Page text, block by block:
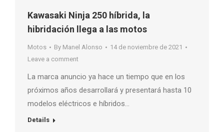
Kawasaki Ninja 250 híbrida, la
hibridación llega a las motos
Motos By Manel Alonso
14 de noviembre de 2021
Leave a comment
La marca anuncio ya hace un tiempo que en los
próximos años desarrollará y presentará hasta 10
modelos eléctricos e híbridos…
Details